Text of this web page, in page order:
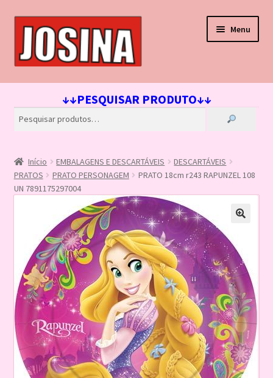
Pular
para
navegação
Pular
para
conteúdo
Menu
Início
Carrinho
Lista de Desejos
Loja
Minha conta
↓↓PESQUISAR PRODUTO↓↓
Início EMBALAGENS E DESCARTÁVEIS
DESCARTÁVEIS
PRATOS
PRATO PERSONAGEM
PRATO 18cm r243 RAPUNZEL 108
UN 7891175297004